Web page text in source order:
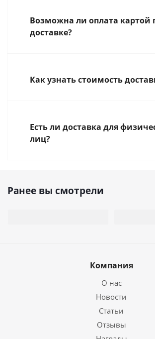
Возможна ли оплата картой
доставке?
Как узнать стоимость
Есть ли доставка для
лиц?
Ранее вы смотрели
Компания
О нас
Новости
Статьи
Отзывы